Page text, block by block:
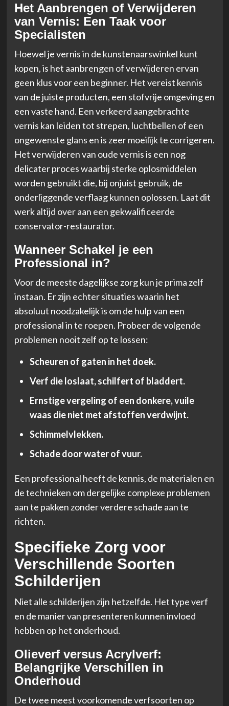
Het Aanbrengen of Verwijderen
van Vernis: Een Taak voor
Specialisten
Hoewel je vernis in de kunstenaarswinkel kunt
kopen, is het aanbrengen of verwijderen ervan
geen klus voor een beginner. Het vereist kennis
van de juiste producten, een stofvrije omgeving en
een vaste hand. Een verkeerd aangebrachte
vernis kan leiden tot strepen, luchtbellen of een
ongewenste glans en is zeer moeilijk te corrigeren.
Het verwijderen van oude vernis is een nog
delicater proces waarbij sterke oplosmiddelen
worden gebruikt die, bij onjuist gebruik, de
onderliggende verflaag kunnen oplossen. Laat dit
werk altijd over aan een gekwalificeerde
conservator-restaurator.
Wanneer Schakel je een
Professional in?
Voor de meeste dagelijkse zorg kun je prima zelf
instaan. Er zijn echter situaties waarin het
absoluut noodzakelijk is om de hulp van een
professional in te roepen. Probeer de volgende
problemen nooit zelf op te lossen:
Scheuren of gaten in het doek.
Verf die loslaat, schilfert of bladdert.
Ernstige vergeling of een donkere, vuile
waas die niet met afstoffen verdwijnt.
Schimmelvlekken.
Schade door water of vuur.
Een professional heeft de kennis, de materialen en
de technieken om dergelijke complexe problemen
aan te pakken zonder verdere schade aan te
richten.
Specifieke Zorg voor
Verschillende Soorten
Schilderijen
Niet alle schilderijen zijn hetzelfde. Het type verf
en de manier van presenteren kunnen invloed
hebben op het onderhoud.
Olieverf versus Acrylverf:
Belangrijke Verschillen in
Onderhoud
De twee meest voorkomende verfsoorten op